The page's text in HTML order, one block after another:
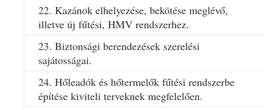
22. Kazánok elhelyezése, bekötése meglévő,
illetve új fűtési, HMV rendszerhez.
23. Biztonsági berendezések szerelési
sajátosságai.
24. Hőleadók és hőtermelők fűtési rendszerbe
építése kiviteli terveknek megfelelően.